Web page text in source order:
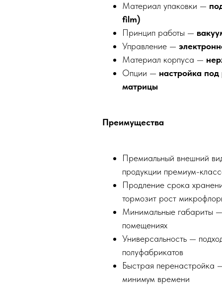
Материал упаковки —
film)
Принцип работы —
Управление —
Материал корпуса —
Опции — настройка
матрицы
Преимущества
Премиальный внешний
продукции премиум-
Продление срока
тормозит рост
Минимальные габариты
помещениях
Универсальность —
полуфабрикатов
Быстрая перенастройка
минимум времени